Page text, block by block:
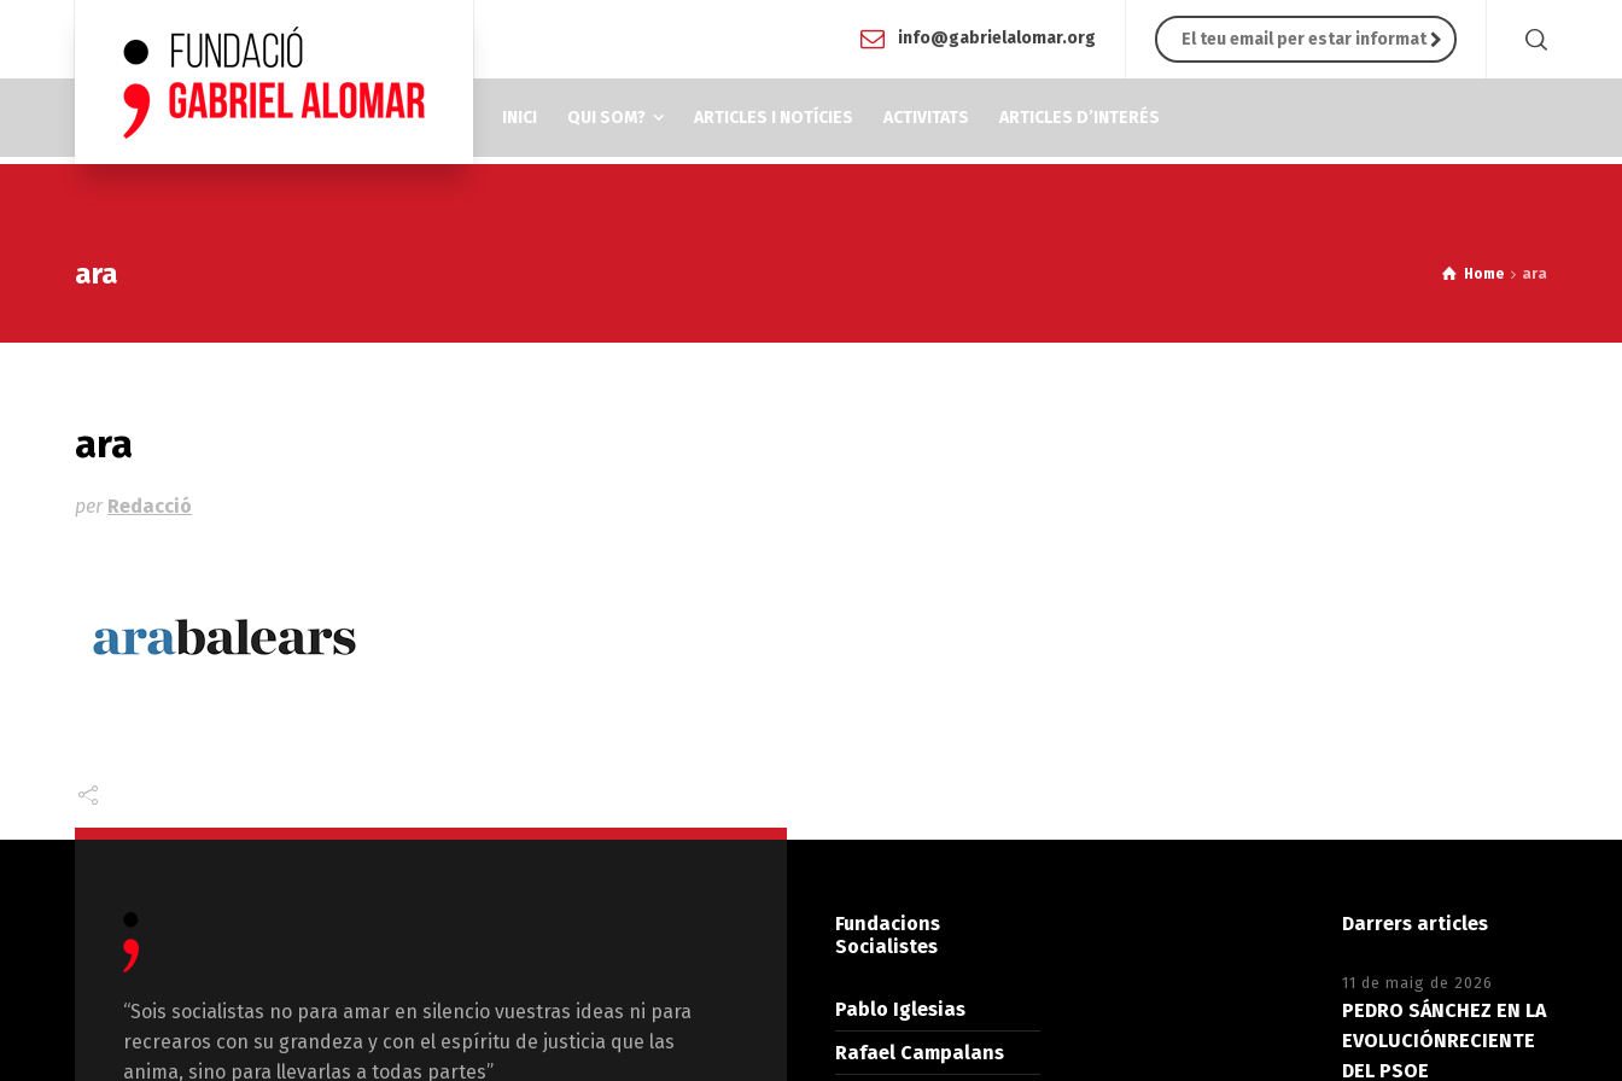
info@gabrielalomar.org
INICI QUI SOM? ARTICLES I NOTÍCIES ACTIVITATS ARTICLES D’INTERÉS
ara Home ara
ara
per Redacció
“Sois socialistas no para amar en silencio vuestras ideas ni para
recrearos con su grandeza y con el espíritu de justicia que las
anima, sino para llevarlas a todas partes”
Fundacions
Socialistes
Pablo Iglesias
Rafael Campalans
Darrers articles
11 de maig de 2026
PEDRO SÁNCHEZ EN LA
EVOLUCIÓNRECIENTE
DEL PSOE